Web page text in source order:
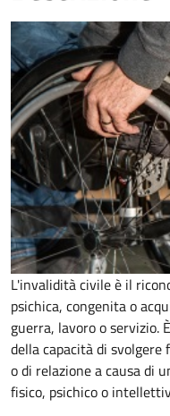
L'invalidità civile è il
psichica, congenita o
guerra, lavoro o servizio. È
della capacità di svolgere
o di relazione a causa di
fisico, psichico o